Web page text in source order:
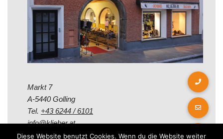
Markt 7
A-5440 Golling
Tel. +43 6244 / 6101
info@klieber.at
Diese Website benutzt Cookies. Wenn du die Website weiter